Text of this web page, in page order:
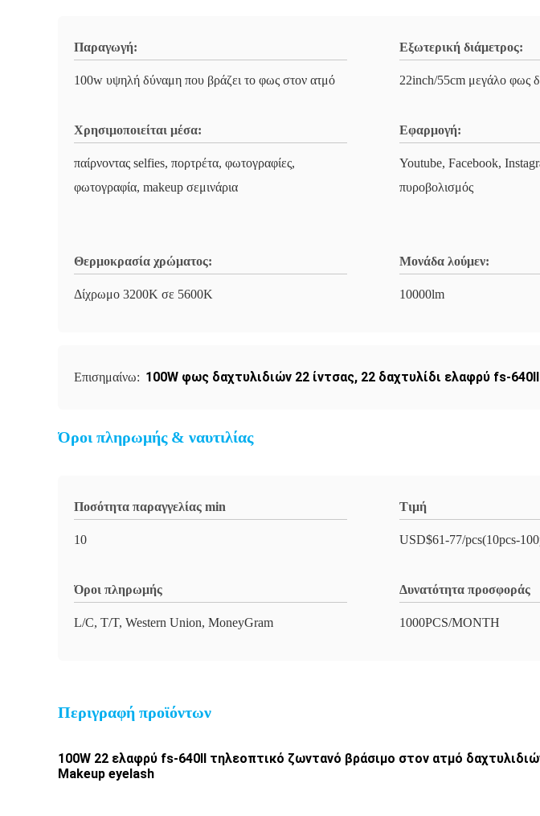
Παραγωγή:
100w υψηλή δύναμη που βράζει το φως στον ατμό
Εξωτερική διάμετρος:
22inch/55cm μεγάλο φως
Χρησιμοποιείται μέσα:
παίρνοντας selfies, πορτρέτα, φωτογραφίες,
φωτογραφία, makeup σεμινάρια
Εφαρμογή:
Youtube, Facebook,
πυροβολισμός
Θερμοκρασία χρώματος:
Δίχρωμο 3200K σε 5600K
Μονάδα λούμεν:
10000lm
Επισημαίνω: 100W φως δαχτυλιδιών 22 ίντσας, 22 δαχτυλίδι ελαφρύ fs-
Όροι πληρωμής & ναυτιλίας
Ποσότητα παραγγελίας min
10
Τιμή
USD$61-77/pcs(10pcs-
Όροι πληρωμής
L/C, T/T, Western Union, MoneyGram
Δυνατότητα προσφοράς
1000PCS/MONTH
Περιγραφή προϊόντων
100W 22 ελαφρύ fs-640II τηλεοπτικό ζωντανό βράσιμο στον ατμό
Makeup eyelash